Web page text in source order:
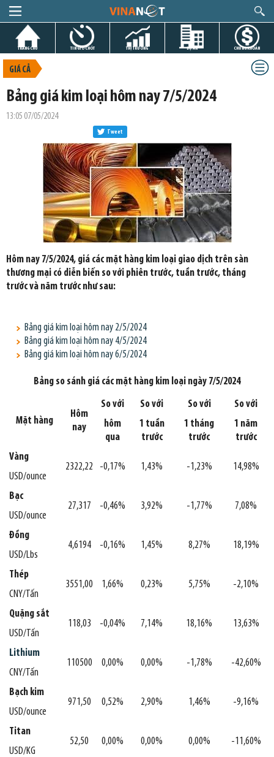
TRANG CHỦ TIN GIỜ CHÓT THỊ TRƯỜNG DỰ ÁN CHỨNG KHOÁN
GIÁ CẢ
Bảng giá kim loại hôm nay 7/5/2024
13:05 07/05/2024
Tweet
Hôm nay 7/5/2024, giá các mặt hàng kim loại giao dịch trên sàn
thương mại có diễn biến so với phiên trước, tuần trước, tháng
trước và năm trước như sau:
Bảng giá kim loại hôm nay 2/5/2024
Bảng giá kim loại hôm nay 4/5/2024
Bảng giá kim loại hôm nay 6/5/2024
Bảng so sánh giá các mặt hàng kim loại ngày 7/5/2024
Mặt hàng
Hôm
nay
So với
hôm
qua
So với
1 tuần
trước
So với
1 tháng
trước
So với
1 năm
trước
Vàng
USD/ounce
2322,22 -0,17% 1,43% -1,23% 14,98%
Bạc
USD/ounce
27,317 -0,46% 3,92% -1,77% 7,08%
Đồng
USD/Lbs
4,6194 -0,16% 1,45% 8,27% 18,19%
Thép
CNY/Tấn
3551,00 1,66% 0,23% 5,75% -2,10%
Quặng sắt
USD/Tấn
118,03 -0,04% 7,14% 18,16% 13,63%
Lithium
CNY/Tấn
110500 0,00% 0,00% -1,78% -42,60%
Bạch kim
USD/ounce
971,50 0,52% 2,90% 1,46% -9,16%
Titan
USD/KG
52,50 0,00% 0,00% 0,00% -11,60%